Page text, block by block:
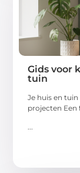
Gids voor
tuin
Je huis en
projecten Een
...